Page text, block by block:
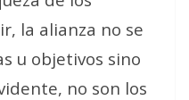
la alianza no se
u objetivos sino
no son los